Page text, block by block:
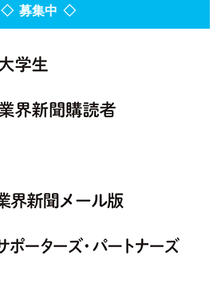
◇ 募集中 ◇